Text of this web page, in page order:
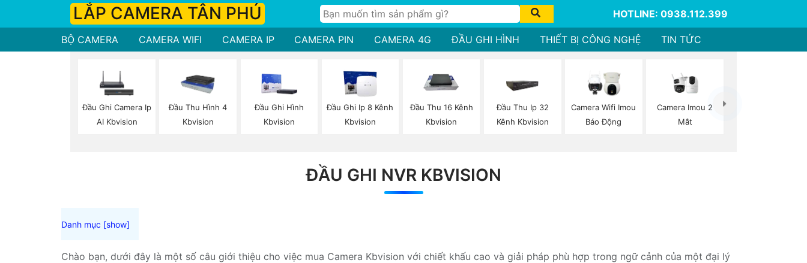
LẮP CAMERA TÂN PHÚ HOTLINE: 0938.112.399
BỘ CAMERA CAMERA WIFI CAMERA IP CAMERA PIN CAMERA 4G ĐẦU GHI HÌNH THIẾT BỊ CÔNG NGHỆ TIN TỨC
Đầu Ghi Camera Ip
AI Kbvision
Đầu Thu Hình 4
Kbvision
Đầu Ghi Hình
Kbvision
Đầu Ghi Ip 8 Kênh
Kbvision
Đầu Thu 16 Kênh
Kbvision
Đầu Thu Ip 32
Kênh Kbvision
Camera Wifi Imou
Báo Động
Camera Imou 2
Mắt
ĐẦU GHI NVR KBVISION
Chào bạn, dưới đây là một số câu giới thiệu cho việc mua Camera Kbvision với chiết khấu cao và giải pháp phù hợp trong ngữ cảnh của một đại lý